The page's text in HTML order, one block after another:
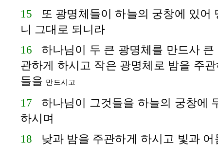
15
또 광명체들이 하늘의 궁창에 있어
니 그대로 되니라
16 하나님이 두 큰 광명체를 만드사
관하게 하시고 작은 광명체로 밤을 주
들을 만드시고
17 하나님이 그것들을 하늘의 궁창에
하시며
18 낮과 밤을 주관하게 하시고 빛과